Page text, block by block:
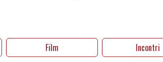
Film Incontri